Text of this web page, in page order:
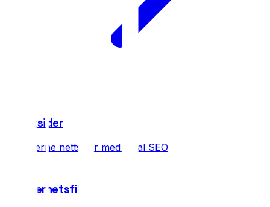
Nettsider
Moderne nettsider med lokal SEO
Sikkerhetsfilm